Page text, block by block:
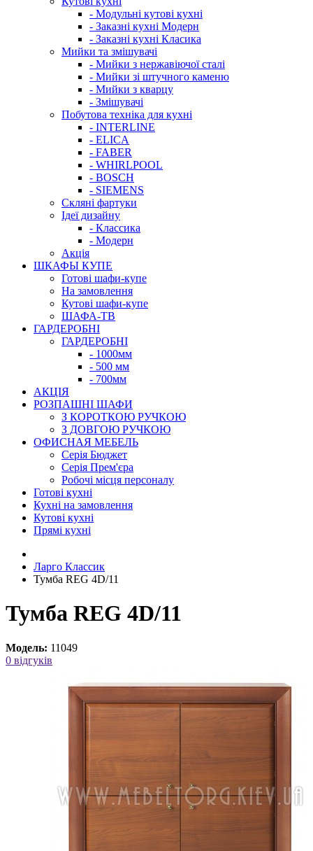
- Модульні кутові кухні
- Заказні кухні Модерн
- Заказні кухні Класика
Мийки та змішувачі
- Мийки з нержавіючої сталі
- Мийки зі штучного каменю
- Мийки з кварцу
- Змішувачі
Побутова техніка для кухні
- INTERLINE
- ELICA
- FABER
- WHIRLPOOL
- BOSCH
- SIEMENS
Скляні фартуки
Ідеї дизайну
- Класcика
- Модерн
Акція
ШКАФЫ КУПЕ
Готові шафи-купе
На замовлення
Кутові шафи-купе
ШАФА-ТВ
ГАРДЕРОБНІ
ГАРДЕРОБНІ
- 1000мм
- 500 мм
- 700мм
АКЦІЯ
РОЗПАШНІ ШАФИ
З КОРОТКОЮ РУЧКОЮ
З ДОВГОЮ РУЧКОЮ
ОФИСНАЯ МЕБЕЛЬ
Серія Бюджет
Серія Прем'єра
Робочі місця персоналу
Готові кухні
Кухні на замовлення
Кутові кухні
Прямі кухні
Ларго Классик
Тумба REG 4D/11
Тумба REG 4D/11
Модель: 11049
0 відгуків